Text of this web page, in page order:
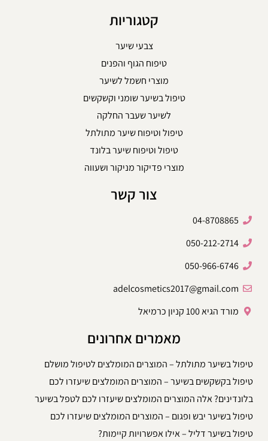
קטגוריות
צבעי שיער
טיפוח הגוף והפנים
מוצרי חשמל לשיער
טיפול בשיער שומני וקשקשים
לשיער שעבר החלקה
טיפול וטיפוח שיער מתולתל
טיפול וטיפוח שיער בלונד
מוצרי פדיקור מניקור ושעווה
צור קשר
04-8708865
050-212-2714
050-966-6746
adelcosmetics2017@gmail.com
מורד הגיא 100 קניון כרמיאל
מאמרים אחרונים
טיפול בשיער מתולתל – המוצרים המומלצים לטיפול מושלם
טיפול בקשקשים בשיער – המוצרים המומלצים שיעזרו לכם
בלונדינים? אלה המוצרים המומלצים שיעזרו לכם לטפל בשיער
טיפול בשיער יבש ופגום – המוצרים המומלצים שיעזרו לכם
טיפול בשיער דליל – אילו אפשרויות קיימות?